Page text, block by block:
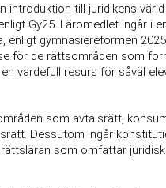
introduktion till juridikens
Gy25. Läromedlet ingår i
enligt gymnasiereformen
för de rättsområden som
värdefull resurs för såväl
som avtalsrätt,
Dessutom ingår
som omfattar